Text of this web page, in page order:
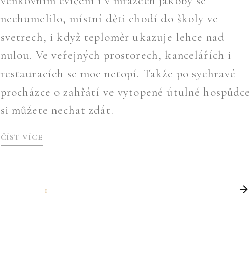
nechumelilo, místní děti chodí do školy ve
svetrech, i když teploměr ukazuje lehce nad
nulou. Ve veřejných prostorech, kancelářích i
restauracích se moc netopí. Takže po sychravé
procházce o zahřátí ve vytopené útulné hospůdce
si můžete nechat zdát.
ČÍST VÍCE
1